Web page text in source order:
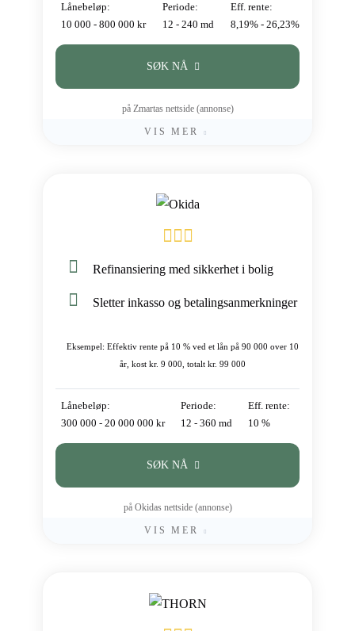
Lånebeløp:
10 000 - 800 000 kr
Periode:
12 - 240 md
Eff. rente:
8,19% - 26,23%
SØK NÅ
på Zmartas nettside (annonse)
VIS MER
Refinansiering med sikkerhet i bolig
Sletter inkasso og betalingsanmerkninger
Eksempel: Effektiv rente på 10 % ved et lån på 90 000 over 10
år, kost kr. 9 000, totalt kr. 99 000
Lånebeløp:
300 000 - 20 000 000 kr
Periode:
12 - 360 md
Eff. rente:
10 %
SØK NÅ
på Okidas nettside (annonse)
VIS MER